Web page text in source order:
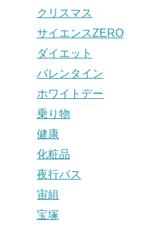
クリスマス
サイエンスZERO
ダイエット
バレンタイン
ホワイトデー
乗り物
健康
化粧品
夜行バス
宙組
宝塚